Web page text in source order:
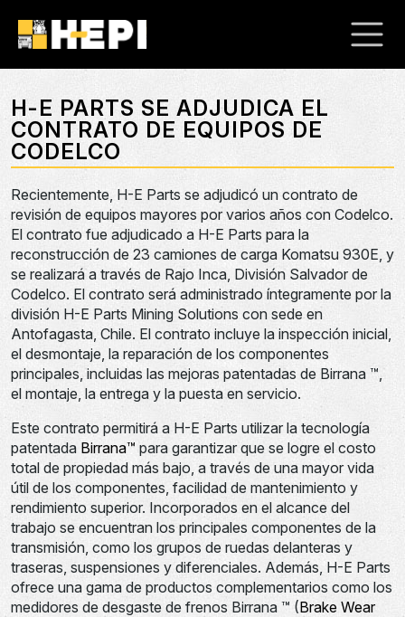
H-E PARTS SE ADJUDICA EL
CONTRATO DE EQUIPOS DE
CODELCO
Recientemente, H-E Parts se adjudicó un contrato de
revisión de equipos mayores por varios años con Codelco.
El contrato fue adjudicado a H-E Parts para la
reconstrucción de 23 camiones de carga Komatsu 930E, y
se realizará a través de Rajo Inca, División Salvador de
Codelco. El contrato será administrado íntegramente por la
división H-E Parts Mining Solutions con sede en
Antofagasta, Chile. El contrato incluye la inspección inicial,
el desmontaje, la reparación de los componentes
principales, incluidas las mejoras patentadas de Birrana ™,
el montaje, la entrega y la puesta en servicio.
Este contrato permitirá a H-E Parts utilizar la tecnología
patentada Birrana™ para garantizar que se logre el costo
total de propiedad más bajo, a través de una mayor vida
útil de los componentes, facilidad de mantenimiento y
rendimiento superior. Incorporados en el alcance del
trabajo se encuentran los principales componentes de la
transmisión, como los grupos de ruedas delanteras y
traseras, suspensiones y diferenciales. Además, H-E Parts
ofrece una gama de productos complementarios como los
medidores de desgaste de frenos Birrana ™ (Brake Wear